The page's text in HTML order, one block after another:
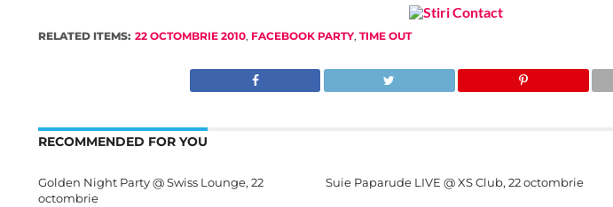
RELATED ITEMS: 22 OCTOMBRIE 2010, FACEBOOK PARTY, TIME OUT
RECOMMENDED FOR YOU
Golden Night Party @ Swiss Lounge, 22
octombrie
Suie Paparude LIVE @ XS Club, 22 octombrie